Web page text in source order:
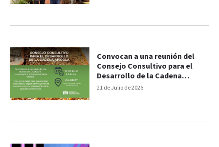
21 de Julio de 2026
Convocan a una reunión del
Consejo Consultivo para el
Desarrollo de la Cadena
Apícola